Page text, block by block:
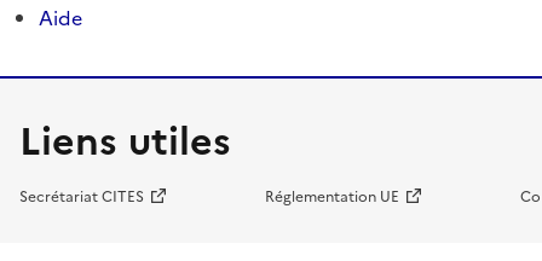
Aide
Liens utiles
Secrétariat CITES Réglementation UE